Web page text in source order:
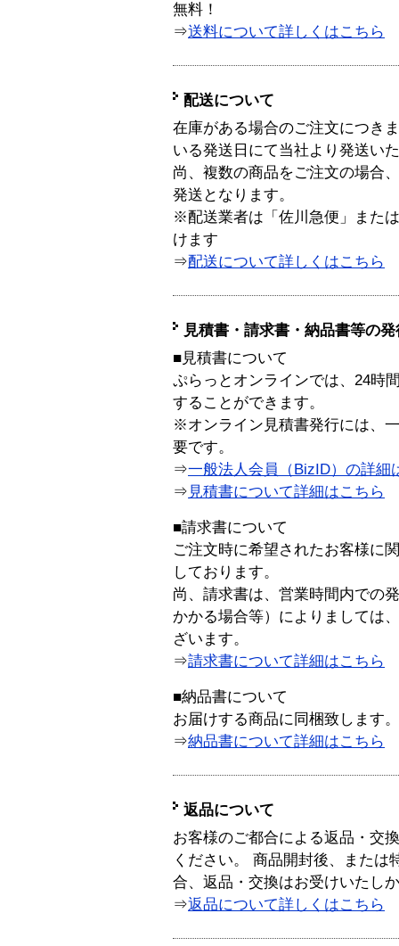
無料！
⇒送料について詳しくはこちら
配送について
在庫がある場合のご注文につき
いる発送日にて当社より発送い
尚、複数の商品をご注文の場合
発送となります。
※配送業者は「佐川急便」また
けます
⇒配送について詳しくはこちら
見積書・請求書・納品書等の
■見積書について
ぷらっとオンラインでは、24時
することができます。
※オンライン見積書発行には、
要です。
⇒一般法人会員（BizID）の詳細
⇒ 見積書について詳細はこちら
■請求書について
ご注文時に希望されたお客様に
しております。
尚、請求書は、営業時間内での
かかる場合等）によりましては
ざいます。
⇒請求書について詳細はこちら
■納品書について
お届けする商品に同梱致します。
⇒納品書について詳細はこちら
返品について
お客様のご都合による返品・交
ください。 商品開封後、または
合、返品・交換はお受けいたし
⇒返品について詳しくはこちら